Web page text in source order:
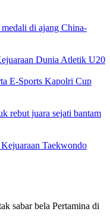
di ajang China-
Dunia Atletik U20
E-Sports Kapolri Cup
rebut juara sejati bantam
Taekwondo
sabar bela Pertamina di